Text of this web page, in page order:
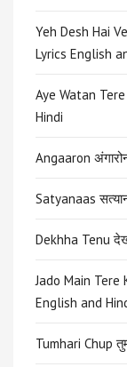
Yeh Desh Hai
Lyrics English
Aye Watan
Hindi
Angaaron
Satyanaas
Dekhha Tenu
Jado Main Tere
English and
Tumhari Chup